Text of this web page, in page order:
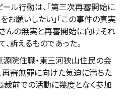
ル行動は、「第三次再審開始に
お願いしたい」「この事件の真実
んの無実と再審開始に向けそれ
訴えるものであった。
源院住職・東三河狭山住民の会
再審無罪に向けた気迫に満ちた
裁前での活動に幾度となく参加